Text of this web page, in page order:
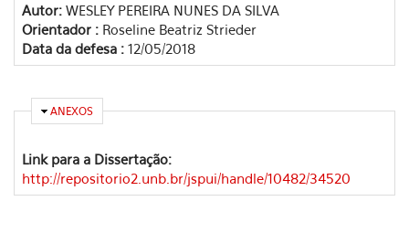
Autor: WESLEY PEREIRA NUNES DA SILVA
Orientador : Roseline Beatriz Strieder
Data da defesa : 12/05/2018
OCULTAR
ANEXOS
Link para a Dissertação:
http://repositorio2.unb.br/jspui/handle/10482/34520